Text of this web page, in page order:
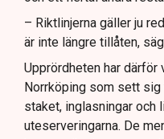
– Riktlinjerna gäller ju
är inte längre tillåten,
Upprördheten har därför
Norrköping som sett sig
staket, inglasningar och
uteserveringarna. De